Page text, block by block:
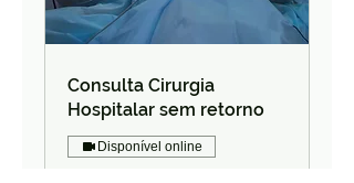
Consulta Cirurgia
Hospitalar sem retorno
Disponível online